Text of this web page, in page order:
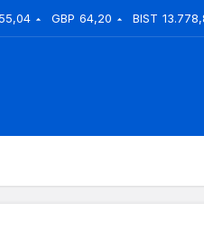
55,04 GBP 64,20 BIST